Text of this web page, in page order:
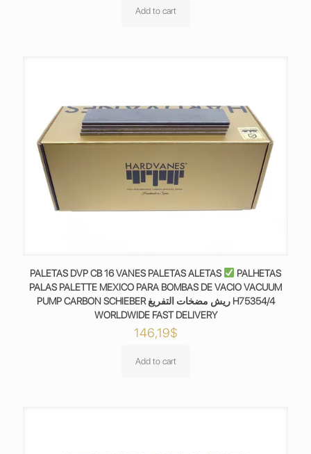
Add to cart
PALETAS DVP CB 16 VANES PALETAS ALETAS
PALHETAS
PALAS PALETTE MEXICO PARA BOMBAS DE VACIO VACUUM
PUMP CARBON SCHIEBER ريش مضخات التفريغ H75354/4
WORLDWIDE FAST DELIVERY
146,19$
Add to cart